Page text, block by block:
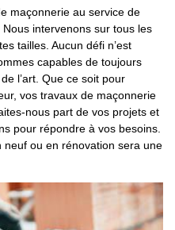
maçonnerie au service de
intervenons sur tous les
tailles. Aucun défi n’est
capables de toujours
l’art. Que ce soit pour
vos travaux de maçonnerie
nous part de vos projets et
pour répondre à vos besoins.
ou en rénovation sera une